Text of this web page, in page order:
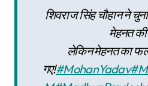
शिवराज सिंह चौहान ने
मेहनत
लेकिन मेहनत का
गए!#MohanYadav